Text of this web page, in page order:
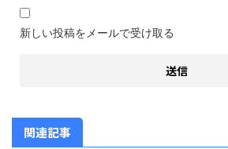
新しい投稿をメールで受け取る
関連記事